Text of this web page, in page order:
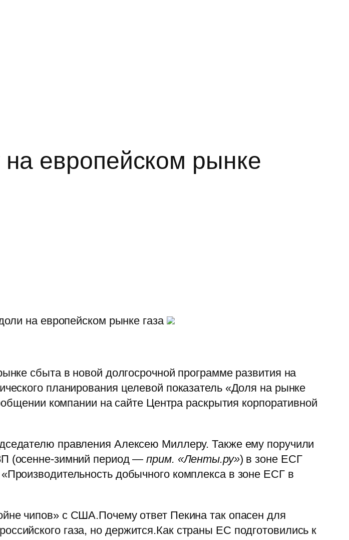
на европейском рынке
на европейском рынке газа
сбыта в новой долгосрочной программе развития на
планирования целевой показатель «Доля на рынке
компании на сайте Центра раскрытия корпоративной
правления Алексею Миллеру. Также ему поручили
(осенне-зимний период —прим. «Ленты.ру») в зоне ЕСГ
добычного комплекса в зоне ЕСГ в
чипов» с США.Почему ответ Пекина так опасен для
газа, но держится.Как страны ЕС подготовились к